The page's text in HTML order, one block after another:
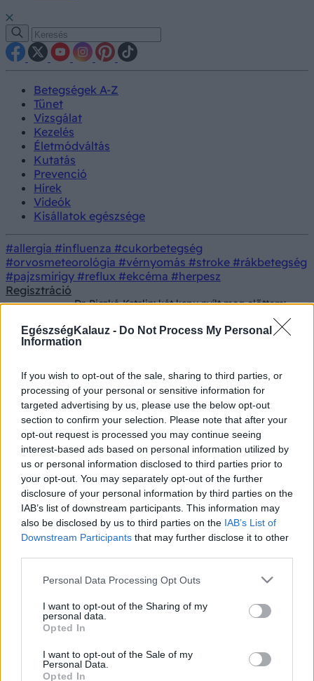
EgészségKalauz - Do Not Process My Personal
Information
If you wish to opt-out of the sale, sharing to third parties, or
processing of your personal or sensitive information for
targeted advertising by us, please use the below opt-out
section to confirm your selection. Please note that after your
opt-out request is processed you may continue seeing
interest-based ads based on personal information utilized by
us or personal information disclosed to third parties prior to
your opt-out. You may separately opt-out of the further
disclosure of your personal information by third parties on the
IAB’s list of downstream participants. This information may
also be disclosed by us to third parties on the IAB’s List of
Downstream Participants that may further disclose it to other
Please note that this website/app uses one or more Google
not limited to your visit or usage behaviour. You may click to
grant or deny consent to Google and its third-party tags to
use your data for below specified purposes in below Google
consent section.
Personal Data Processing Opt Outs
I want to opt-out of the Sharing of my
personal data.
Opted In
I want to opt-out of the Sale of my
Personal Data.
Opted In
Betegségek A-Z
Tünet
Vizsgálat
Kezelés
Életmódváltás
Kutatás
Prevenció
Hírek
Videók
Kisállatok egészsége
#allergia #influenza #cukorbetegség
#orvosmeteorológia #vérnyomás #stroke #rákbetegség
#pajzsmirigy #reflux #ekcéma #herpesz
Regisztráció
Dr. Piczkó Katalin: két kapu nyílt meg előttem:
tudtam, mindenképp fenekestől felfordul az
életem
meg előttem: tudtam, mindenképp
fenekestől felfordul az életem